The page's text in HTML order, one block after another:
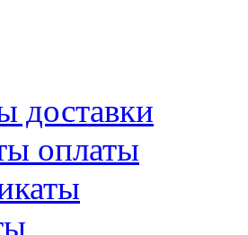
доставки
оплаты